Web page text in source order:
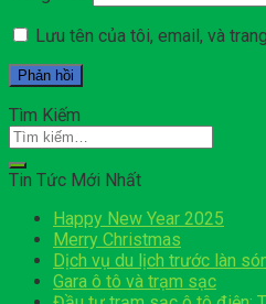
Lưu tên của tôi, email, và
Tìm Kiếm
Tin Tức Mới Nhất
Happy New Year 2025
Merry Christmas
Dịch vụ du lịch trước làn
Gara ô tô và trạm sạc